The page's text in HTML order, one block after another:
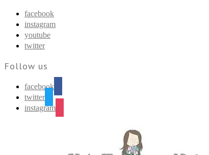
facebook
instagram
youtube
twitter
Follow us
facebook
twitter
instagram